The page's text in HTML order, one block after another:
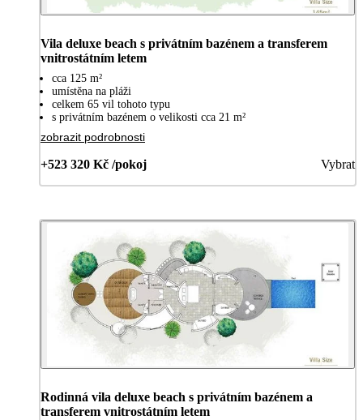
Vila deluxe beach s privátním bazénem a transferem
vnitrostátním letem
cca 125 m²
umístěna na pláži
celkem 65 vil tohoto typu
s privátním bazénem o velikosti cca 21 m²
zobrazit podrobnosti
+523 320 Kč /pokoj Vybrat
Rodinná vila deluxe beach s privátním bazénem a
transferem vnitrostátním letem